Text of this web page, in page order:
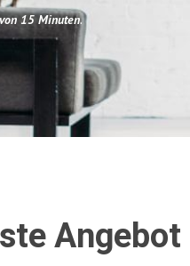
15 Minuten.
Angebot